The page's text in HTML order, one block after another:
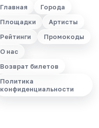
Главная
Города
Площадки
Артисты
Рейтинги
Промокоды
О нас
Возврат билетов
Политика
конфиденциальности